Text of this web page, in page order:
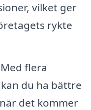
vilket ger
rykte
Med flera
du ha bättre
det kommer